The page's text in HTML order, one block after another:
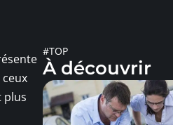
plus
#TOP
À découvrir